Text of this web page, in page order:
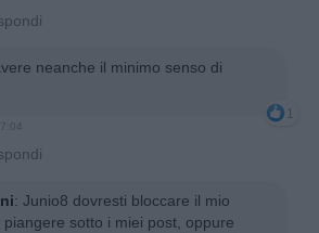
neanche il minimo senso di
1
: Junio8 dovresti bloccare il mio
piangere sotto i miei post, oppure